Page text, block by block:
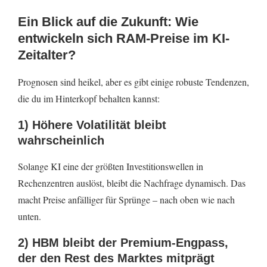
Ein Blick auf die Zukunft: Wie
entwickeln sich RAM-Preise im KI-
Zeitalter?
Prognosen sind heikel, aber es gibt einige robuste Tendenzen,
die du im Hinterkopf behalten kannst:
1) Höhere Volatilität bleibt
wahrscheinlich
Solange KI eine der größten Investitionswellen in
Rechenzentren auslöst, bleibt die Nachfrage dynamisch. Das
macht Preise anfälliger für Sprünge – nach oben wie nach
unten.
2) HBM bleibt der Premium-Engpass,
der den Rest des Marktes mitprägt